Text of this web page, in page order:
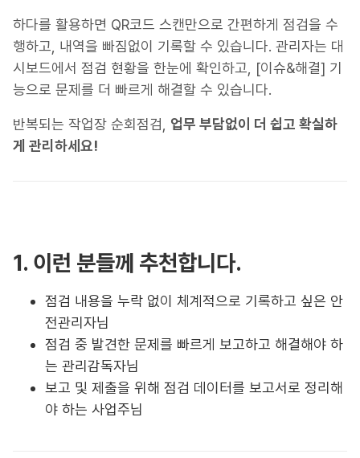
하다를 활용하면 QR코드 스캔만으로 간편하게 점검을 수
행하고, 내역을 빠짐없이 기록할 수 있습니다. 관리자는 대
시보드에서 점검 현황을 한눈에 확인하고, [이슈&해결] 기
능으로 문제를 더 빠르게 해결할 수 있습니다.
반복되는 작업장 순회점검, 업무 부담없이 더 쉽고 확실하
게 관리하세요!
1. 이런 분들께 추천합니다.
점검 내용을 누락 없이 체계적으로 기록하고 싶은 안
전관리자님
점검 중 발견한 문제를 빠르게 보고하고 해결해야 하
는 관리감독자님
보고 및 제출을 위해 점검 데이터를 보고서로 정리해
야 하는 사업주님